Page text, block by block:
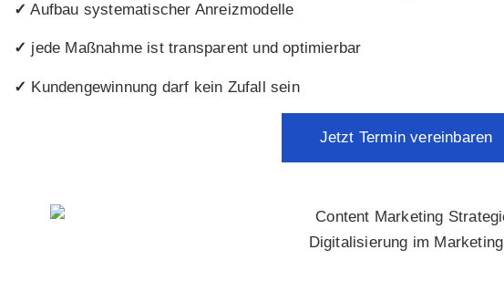
✓ Aufbau systematischer Anreizmodelle
✓ jede Maßnahme ist transparent und optimierbar
✓ Kundengewinnung darf kein Zufall sein
Jetzt Termin vereinbaren
Digitalisierung im Marketing